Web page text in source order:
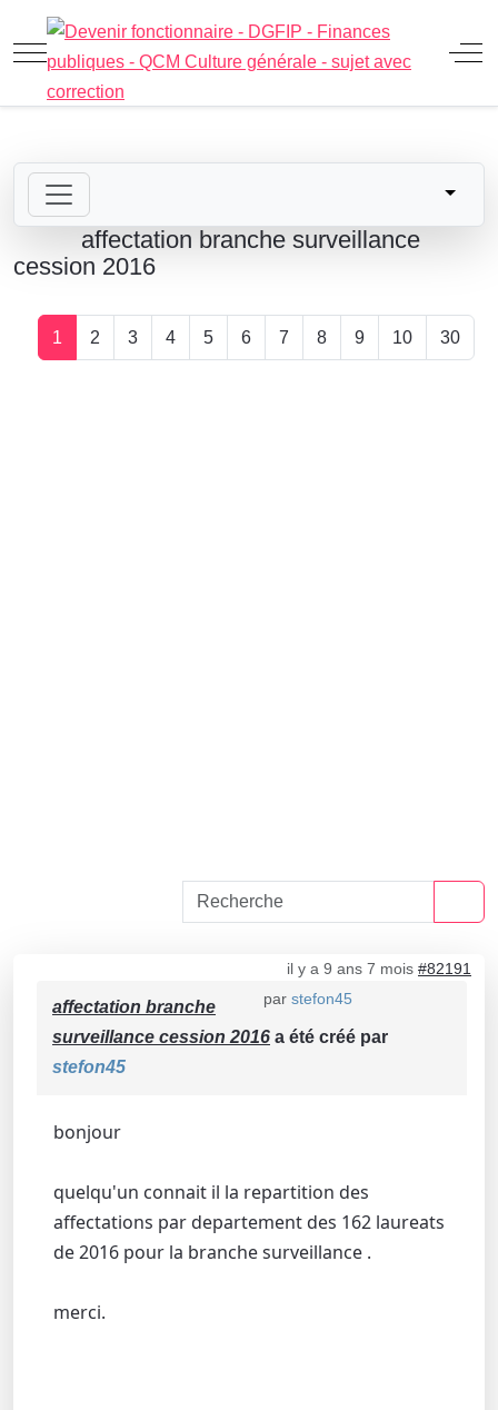
Mobile Menu Toggle Off-
affectation branche surveillance
cession 2016
1 2 3 4 5 6 7 8 9 10 30
il y a 9 ans 7 mois #82191
par stefon45
affectation branche
surveillance cession 2016 a été créé par
stefon45
bonjour
quelqu'un connait il la repartition des
affectations par departement des 162 laureats
de 2016 pour la branche surveillance .
merci.